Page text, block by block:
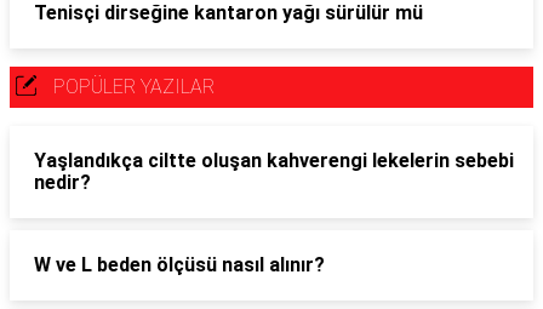
Tenisçi dirseğine kantaron yağı sürülür mü
POPÜLER YAZILAR
Yaşlandıkça ciltte oluşan kahverengi lekelerin sebebi
nedir?
W ve L beden ölçüsü nasıl alınır?